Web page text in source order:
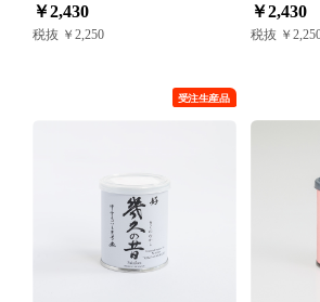
￥2,430
税抜 ￥2,250
￥2,430
税抜 ￥